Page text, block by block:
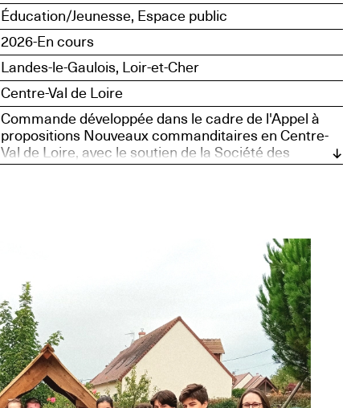
Éducation/Jeunesse, Espace public
2026-En cours
Landes-le-Gaulois, Loir-et-Cher
Centre-Val de Loire
Commande développée dans le cadre de l'Appel à
propositions Nouveaux commanditaires en Centre-
Val de Loire, avec le soutien de la Société des
Nouveaux commanditaires, soutenue par la